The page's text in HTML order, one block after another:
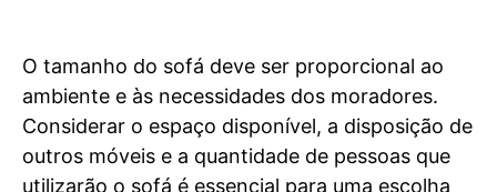
O tamanho do sofá deve ser proporcional ao
ambiente e às necessidades dos moradores.
Considerar o espaço disponível, a disposição de
outros móveis e a quantidade de pessoas que
utilizarão o sofá é essencial para uma escolha